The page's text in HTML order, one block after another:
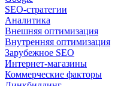
SEO-стратегии
Аналитика
Внешняя оптимизация
Внутренняя оптимизация
Зарубежное SEO
Интернет-магазины
Коммерческие факторы